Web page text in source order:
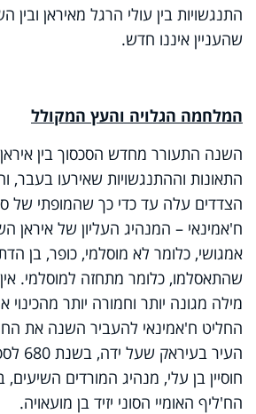
התנגשויות בין עולי הרגל מאיראן ובין
שהעניין איננו חדש.
המלחמה הגלויה והעץ המקולל
השנה התעורר מחדש הסכסוך בין
התאונות וההתנגשויות שאירעו בעבר,
הצדדים עלה עד כדי כך שהמופתי של
ח'אמינאי – המנהיג העליון של איראן
אמגושי, כלומר לא מוסלמי, כופר, בן
שהתאסלמו, כלומר מתחזה למוסלמי.
מילה מגונה יותר וחמורה יותר מהכינוי
החליט ח'אמינאי להעביר השנה את
העיר
חוסיין בן עלי, מנהיג המורדים
הח'ליף האומיי הסוני יזיד בן מועאויה.